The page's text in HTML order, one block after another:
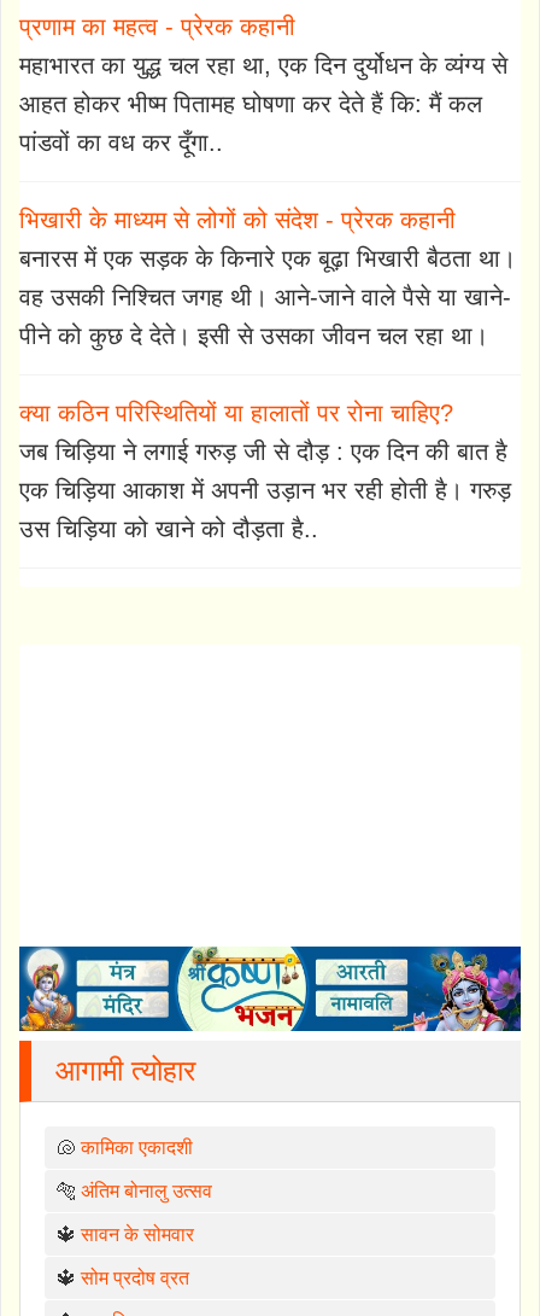
प्रणाम का महत्व - प्रेरक कहानी
महाभारत का युद्ध चल रहा था, एक दिन दुर्योधन के व्यंग्य से
आहत होकर भीष्म पितामह घोषणा कर देते हैं कि: मैं कल
पांडवों का वध कर दूँगा..
भिखारी के माध्यम से लोगों को संदेश - प्रेरक कहानी
बनारस में एक सड़क के किनारे एक बूढ़ा भिखारी बैठता था।
वह उसकी निश्चित जगह थी। आने-जाने वाले पैसे या खाने-
पीने को कुछ दे देते। इसी से उसका जीवन चल रहा था।
क्या कठिन परिस्थितियों या हालातों पर रोना चाहिए?
जब चिड़िया ने लगाई गरुड़ जी से दौड़ : एक दिन की बात है
एक चिड़िया आकाश में अपनी उड़ान भर रही होती है। गरुड़
उस चिड़िया को खाने को दौड़ता है..
आगामी त्योहार
🐚कामिका एकादशी
🐅 अंतिम बोनालु उत्सव
🔱सावन के सोमवार
🔱सोम प्रदोष व्रत